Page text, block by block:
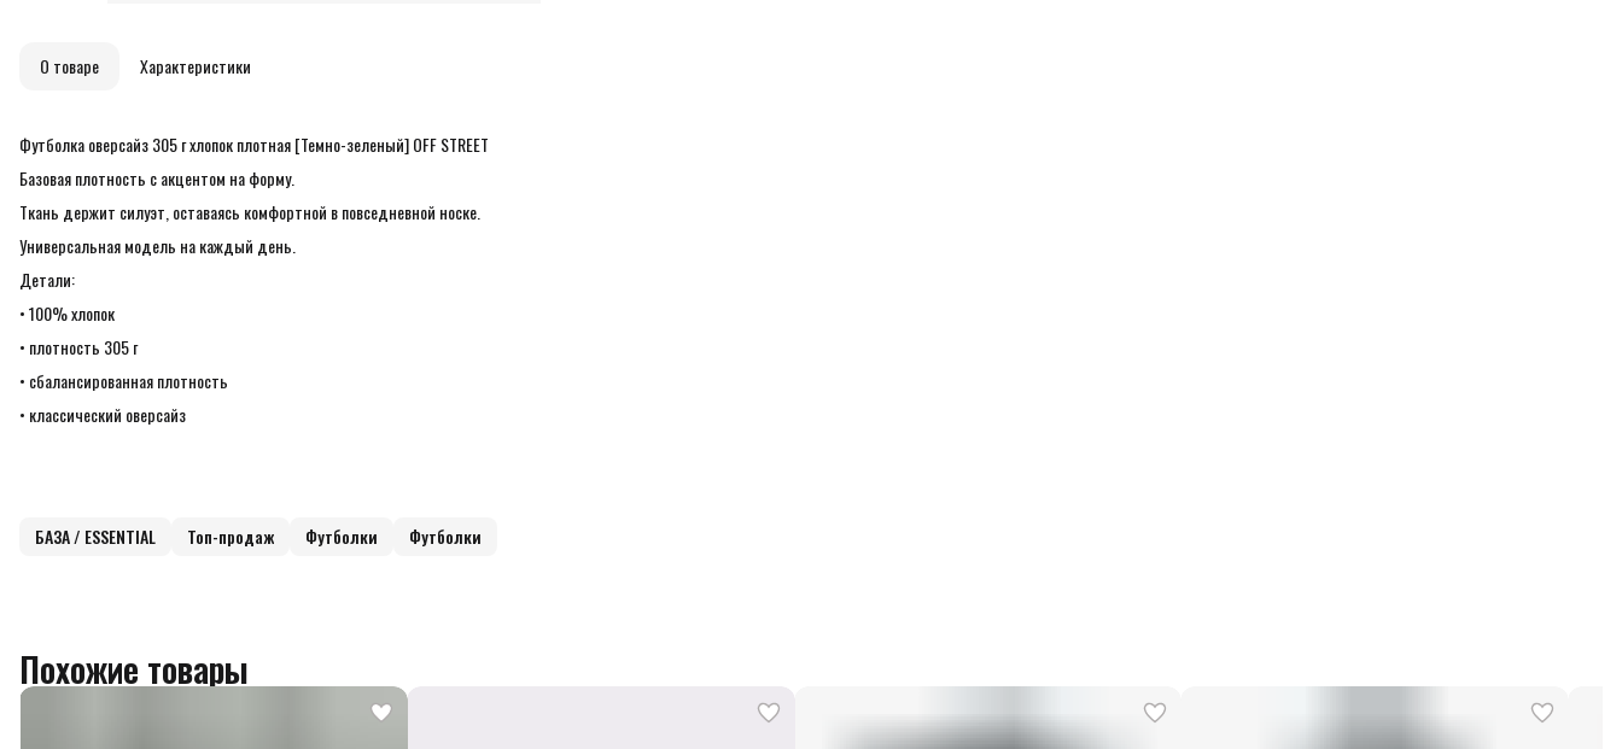
О товаре Характеристики
Футболка оверсайз 305 г хлопок плотная [Темно-зеленый] OFF STREET
Базовая плотность с акцентом на форму.
Ткань держит силуэт, оставаясь комфортной в повседневной носке.
Универсальная модель на каждый день.
Детали:
• 100% хлопок
• плотность 305 г
• сбалансированная плотность
• классический оверсайз
БАЗА / ESSENTIAL Топ-продаж Футболки Футболки
Похожие товары